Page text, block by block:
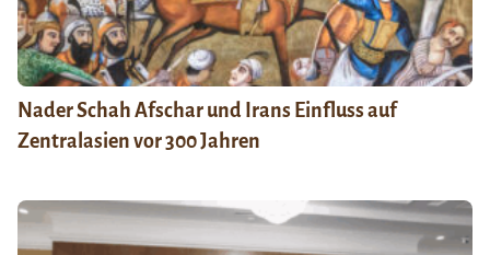
Nader Schah Afschar und Irans Einfluss auf
Zentralasien vor 300 Jahren